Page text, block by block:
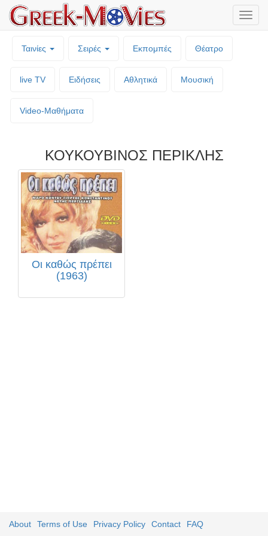
Ταινίες Σειρές Εκπομπές Θέατρο
live TV Ειδήσεις Αθλητικά Μουσική
Video-Mαθήματα
ΚΟΥΚΟΥΒΙΝΟΣ ΠΕΡΙΚΛΗΣ
Οι καθώς πρέπει
(1963)
About Terms of Use Privacy Policy Contact FAQ